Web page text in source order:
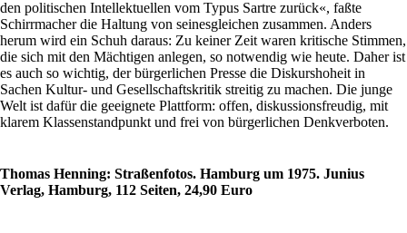
den politischen Intellektuellen vom Typus Sartre zurück«, faßte
Schirrmacher die Haltung von seinesgleichen zusammen. Anders
herum wird ein Schuh daraus: Zu keiner Zeit waren kritische Stimmen,
die sich mit den Mächtigen anlegen, so notwendig wie heute. Daher ist
es auch so wichtig, der bürgerlichen Presse die Diskurshoheit in
Sachen Kultur- und Gesellschaftskritik streitig zu machen. Die junge
Welt ist dafür die geeignete Plattform: offen, diskussionsfreudig, mit
klarem Klassenstandpunkt und frei von bürgerlichen Denkverboten.
Thomas Henning: Straßenfotos. Hamburg um 1975. Junius
Verlag, Hamburg, 112 Seiten, 24,90 Euro